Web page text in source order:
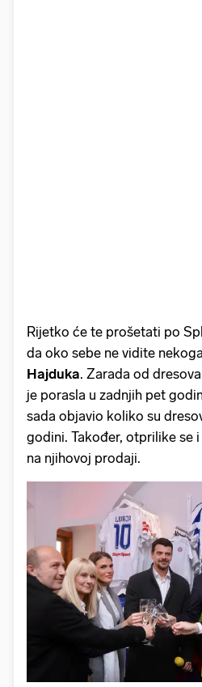
Rijetko će te prošetati po
da oko sebe ne vidite
Hajduka. Zarada od
je porasla u zadnjih pet
sada objavio koliko su
godini. Također, otprilike se
na njihovoj prodaji.